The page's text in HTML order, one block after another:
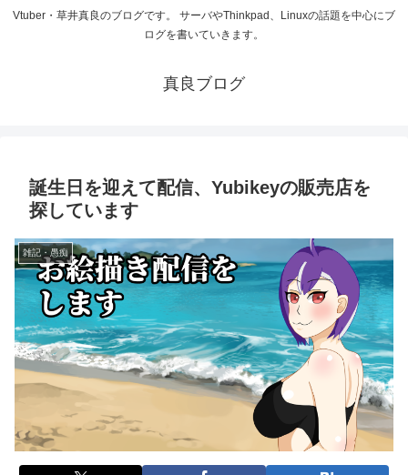
Vtuber・草井真良のブログです。 サーバやThinkpad、Linuxの話題を中心にブ
ログを書いていきます。
真良ブログ
誕生日を迎えて配信、Yubikeyの販売店を
探しています
雑記・愚痴